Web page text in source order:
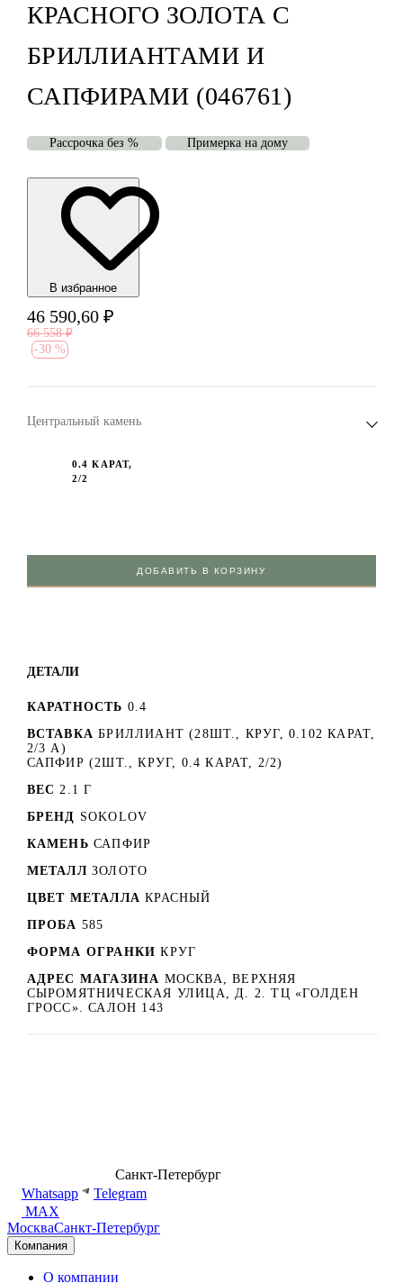
КРАСНОГО ЗОЛОТА С
БРИЛЛИАНТАМИ И
САПФИРАМИ (046761)
Рассрочка без % Примерка на дому
В избранноe
46 590,60 ₽
66 558 ₽
-30 %
Центральный камень
0.4 КАРАТ,
2/2
ДОБАВИТЬ В КОРЗИНУ
ДЕТАЛИ
КАРАТНОСТЬ 0.4
ВСТАВКА БРИЛЛИАНТ (28ШТ., КРУГ, 0.102 КАРАТ,
2/3 А)
САПФИР (2ШТ., КРУГ, 0.4 КАРАТ, 2/2)
ВЕС 2.1 Г
БРЕНД SOKOLOV
КАМЕНЬ САПФИР
МЕТАЛЛ ЗОЛОТО
ЦВЕТ МЕТАЛЛА КРАСНЫЙ
ПРОБА 585
ФОРМА ОГРАНКИ КРУГ
АДРЕС МАГАЗИНА МОСКВА, ВЕРХНЯЯ
СЫРОМЯТНИЧЕСКАЯ УЛИЦА, Д. 2. ТЦ «ГОЛДЕН
ГРОСС». САЛОН 143
Санкт-Петербург
Whatsapp
Telegram
MAX
МоскваСанкт-Петербург
Компания
О компании